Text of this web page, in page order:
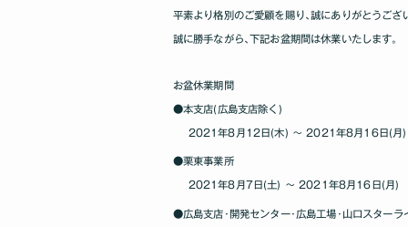
平素より格別のご愛顧を賜り､誠にありがとうござ
誠に勝手ながら､下記お盆期間は休業いたします｡
お盆休業期間
●本支店(広島支店除く)
2021年8月12日(木) ～ 2021年8月16日(月)
●栗東事業所
2021年8月7日(土) ～ 2021年8月16日(月)
●広島支店･開発センター･広島工場･山口スターラ